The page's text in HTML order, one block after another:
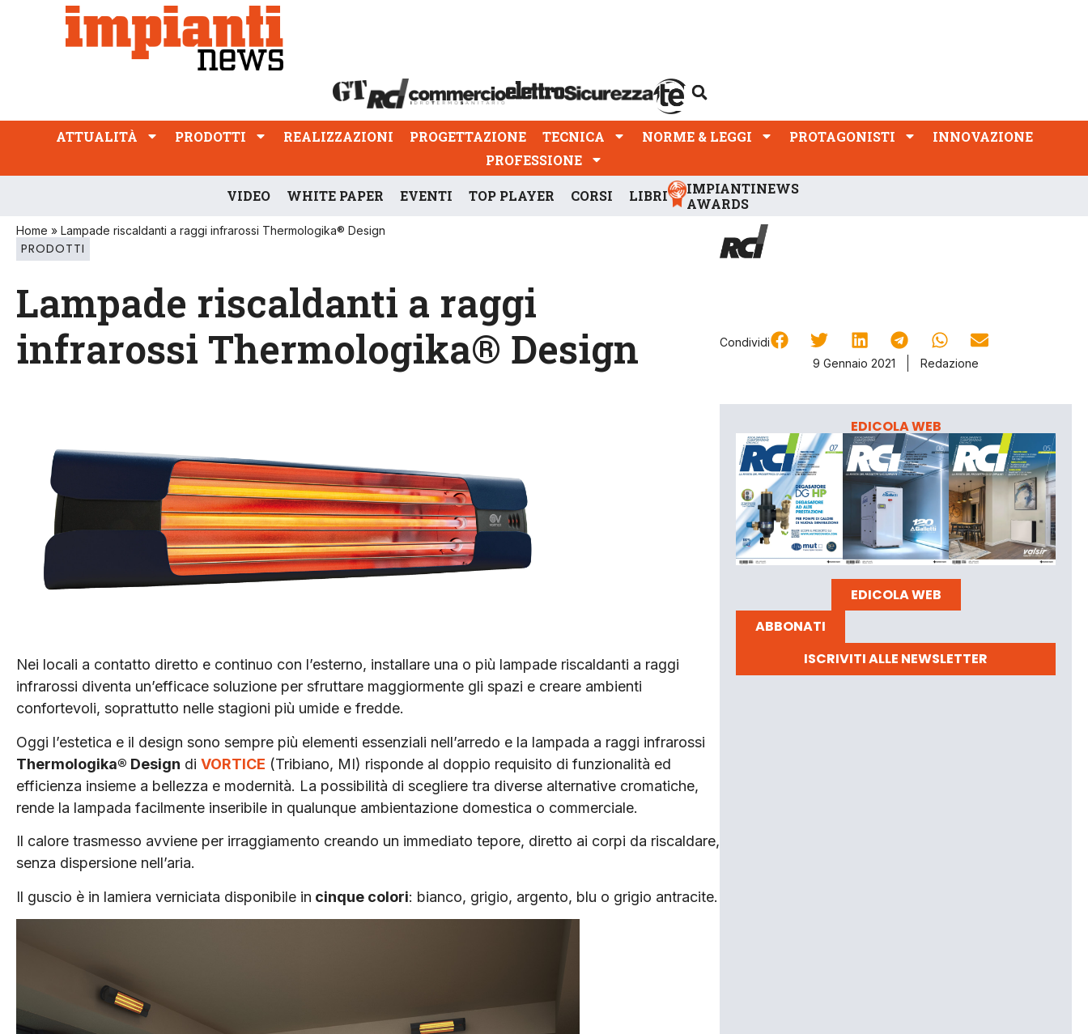
ATTUALITÀ PRODOTTI REALIZZAZIONI
PROFESSIONE
ATTUALITÀ PRODOTTI REALIZZAZIONI PROGETTAZIONE TECNICA NORME & LEGGI PROTAGONISTI
INNOVAZIONE
PROFESSIONE
VIDEO WHITE PAPER EVENTI TOP PLAYER CORSI LIBRI
IMPIANTINEWS
AWARDS
Home » Lampade riscaldanti a raggi infrarossi Thermologika® Design
PRODOTTI
Lampade riscaldanti a raggi
infrarossi Thermologika® Design
Condividi
9 Gennaio 2021
Redazione
Nei locali a contatto diretto e continuo con l’esterno, installare una o più lampade riscaldanti a raggi
infrarossi diventa un’efficace soluzione per sfruttare maggiormente gli spazi e creare ambienti
confortevoli, soprattutto nelle stagioni più umide e fredde.
Oggi l’estetica e il design sono sempre più elementi essenziali nell’arredo e la lampada a raggi infrarossi
Thermologika® Design di VORTICE (Tribiano, MI) risponde al doppio requisito di funzionalità ed
efficienza insieme a bellezza e modernità. La possibilità di scegliere tra diverse alternative cromatiche,
rende la lampada facilmente inseribile in qualunque ambientazione domestica o commerciale.
Il calore trasmesso avviene per irraggiamento creando un immediato tepore, diretto ai corpi da riscaldare,
senza dispersione nell’aria.
Il guscio è in lamiera verniciata disponibile in cinque colori: bianco, grigio, argento, blu o grigio antracite.
EDICOLA WEB
EDICOLA WEB
ABBONATI
ISCRIVITI ALLE NEWSLETTER